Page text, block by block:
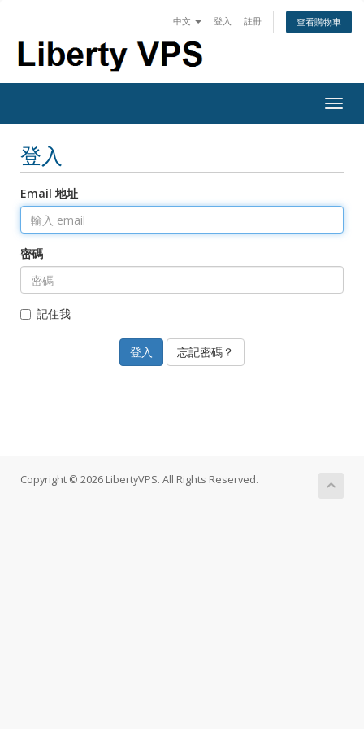
中文 登入 註冊 查看購物車
登入
Email 地址
密碼
記住我
忘記密碼？
Copyright © 2026 LibertyVPS. All Rights Reserved.